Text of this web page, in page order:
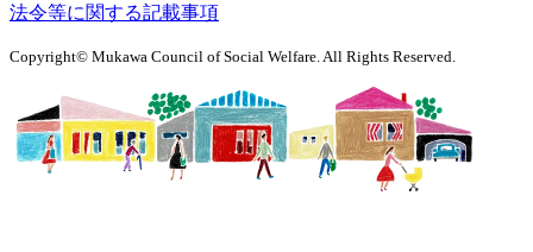
法令等に関する記載事項
Copyright© Mukawa Council of Social Welfare. All Rights Reserved.